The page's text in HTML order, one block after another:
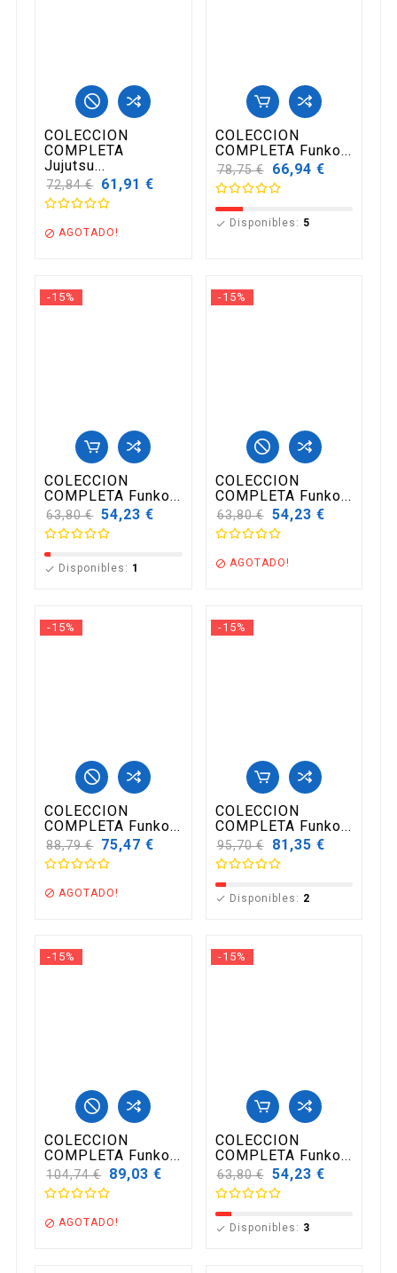
COLECCION
COMPLETA
Jujutsu...
Precio
base
72,84 € 61,91 €
 AGOTADO!
COLECCION
COMPLETA Funko...
Precio
base
78,75 € 66,94 €
 Disponibles: 5
-15%
COLECCION
COMPLETA Funko...
Precio
base
63,80 € 54,23 €
 Disponibles: 1
-15%
COLECCION
COMPLETA Funko...
Precio
base
63,80 € 54,23 €
 AGOTADO!
-15%
COLECCION
COMPLETA Funko...
Precio
base
88,79 € 75,47 €
 AGOTADO!
-15%
COLECCION
COMPLETA Funko...
Precio
base
95,70 € 81,35 €
 Disponibles: 2
-15%
COLECCION
COMPLETA Funko...
Precio
base
104,74 € 89,03 €
 AGOTADO!
-15%
COLECCION
COMPLETA Funko...
Precio
base
63,80 € 54,23 €
 Disponibles: 3